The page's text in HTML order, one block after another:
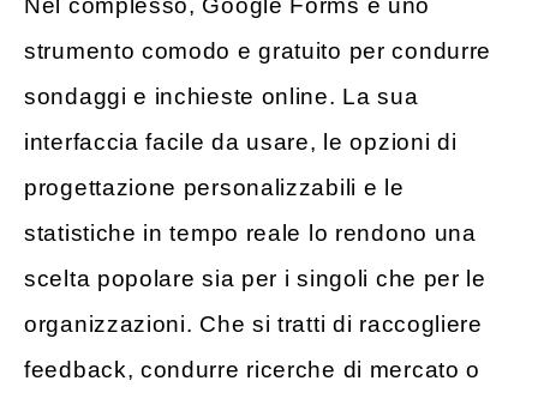
Nel complesso, Google Forms è uno
strumento comodo e gratuito per condurre
sondaggi e inchieste online. La sua
interfaccia facile da usare, le opzioni di
progettazione personalizzabili e le
statistiche in tempo reale lo rendono una
scelta popolare sia per i singoli che per le
organizzazioni. Che si tratti di raccogliere
feedback, condurre ricerche di mercato o